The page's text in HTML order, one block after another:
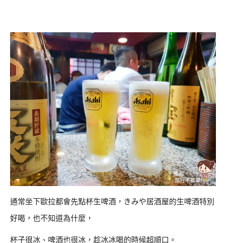
通常坐下歐拉都會先點杯生啤酒，きみや居酒屋的生啤酒特別
好喝，也不知道為什麼，
杯子很冰、啤酒也很冰，趁冰冰喝的時候超順口。